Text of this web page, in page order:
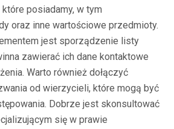
posiadamy, w tym
oraz inne wartościowe przedmioty.
jest sporządzenie listy
zawierać ich dane kontaktowe
Warto również dołączyć
od wierzycieli, które mogą być
Dobrze jest skonsultować
się w prawie